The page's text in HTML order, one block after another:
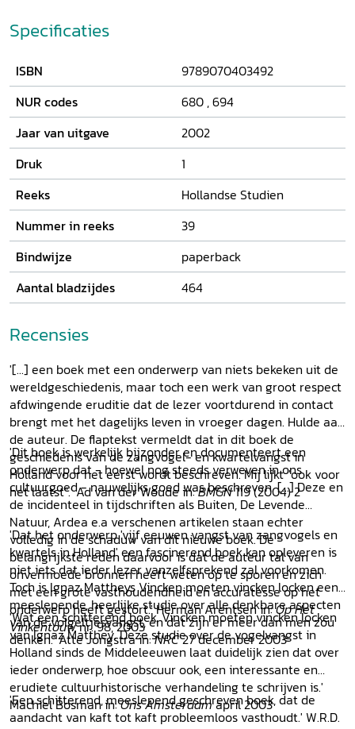
buitenplaatsbanen verdwenen. Op de huidige ringstations
bouwt men echter nog steeds voort op aloude
technologische, juridische, economische en sociale aspecten
van vijf eeuwen vogelvangst. Ook de mentaliteit van de
vogelvangers en hun imago bij de buitenwereld komen aan
de orde. Het onderzoek is gebaseerd op een grote
diversiteit aan bronnen, waaronder archeologische
vondsten, archivalia, literaire teksten, kookboeken,
afbeeldingen en interviews met vogelvangers.
Specificaties
ISBN
9789070403492
NUR codes
680 ,694
Jaar van uitgave
2002
Druk
1
Reeks
Hollandse Studien
Nummer in reeks
39
Bindwijze
paperback
Aantal bladzijdes
464
Recensies
'[...] een boek met een onderwerp van niets bekeken uit de
wereldgeschiedenis, maar toch een werk van groot respect
afdwingende eruditie dat de lezer voortdurend in contact
brengt met het dagelijks leven in vroeger dagen. Hulde aan
de auteur. De flaptekst vermeldt dat in dit boek de
geschiedenis van de zangvogel- en kwartelvangst in
Holland voor het eerst wordt beschreven. Mij lijkt "ook voor
het laatst".' Ad van der Woude in:BMGN119 (2004) 2
'Dit boek is werkelijk bijzonder en documenteert een
onderwerp dat - hoewel nog steeds verweven in ons
cultuurgoed - nauwelijks goed was beschreven. [...] Deze en
de incidenteel in tijdschriften als Buiten, De Levende
Natuur, Ardea e.a verschenen artikelen staan echter
volledig in de schaduw van dit nieuwe boek. De
belangrijkste reden daarvoor is dat de auteur tal van
onvermoede bronnen heeft weten op te sporen en zich
met een grote vasthoudendheid en accuratesse op het
onderwerp heeft gestort.' Herman Arentsen in:Op Het
Vinkentouwnr. 98, 2003
'Dat het onderwerp 'vijf eeuwen vangst van zangvogels en
kwartels in Holland' een fascinerend boek kan opleveren is
niet iets dat ieder lezer vanzelfsprekend zal voorkomen.
Toch is Ignaz Mattheys Vincken moeten vincken locken een
meeslepende, heerlijke studie over alle denkbare aspecten
van de volgeltjesvangst, en dat zijn er meer dan men zou
denken.' Atte Jongstra in:NRC27 december 2003
'Wat een schitterend boek, Vincken moeten vincken locken
van Ignaz Matthey. Deze studie over de vogelvangst in
Holland sinds de Middeleeuwen laat duidelijk zien dat over
ieder onderwerp, hoe obscuur ook, een interessante en
erudiete cultuurhistorische verhandeling te schrijven is.'
Machiel Bosman in:Ons Amsterdamapril 2003
'Een schitterend, meeslepend geschreven boek, dat de
aandacht van kaft tot kaft probleemloos vasthoudt.' W.R.D.